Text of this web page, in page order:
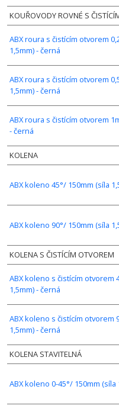
KOUŘOVODY ROVNÉ S
ABX roura s čistícím otvorem
1,5mm) - černá
ABX roura s čistícím otvorem
1,5mm) - černá
ABX roura s čistícím otvorem
- černá
KOLENA
ABX koleno 45°/ 150mm (síla
ABX koleno 90°/ 150mm (síla
KOLENA S ČISTÍCÍM OTVOREM
ABX koleno s čistícím otvorem
1,5mm) - černá
ABX koleno s čistícím otvorem
1,5mm) - černá
KOLENA STAVITELNÁ
ABX koleno 0-45°/ 150mm (síla